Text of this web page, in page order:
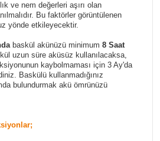
ve nem değerleri aşırı olan
Bu faktörler görüntülenen
yönde etkileyecektir.
baskül akünüzü minimum 8 Saat
uzun süre aküsüz kullanılacaksa,
kaybolmaması için 3 Ay'da
Baskülü kullanmadığınız
bulundurmak akü ömrünüzü